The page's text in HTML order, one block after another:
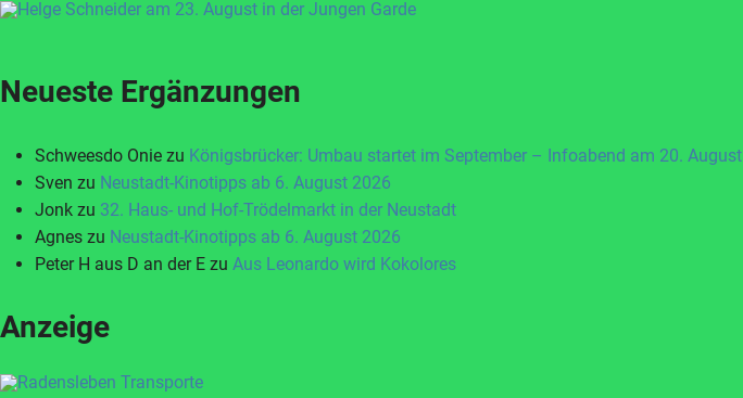
Neueste Ergänzungen
Schweesdo Onie zu Königsbrücker: Umbau startet im September – Infoabend am 20. August
Sven zu Neustadt-Kinotipps ab 6. August 2026
Jonk zu 32. Haus- und Hof-Trödelmarkt in der Neustadt
Agnes zu Neustadt-Kinotipps ab 6. August 2026
Peter H aus D an der E zu Aus Leonardo wird Kokolores
Anzeige